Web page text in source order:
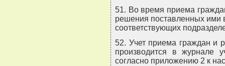
51. Во время приема
решения поставленных ими
соответствующих
52. Учет приема граждан и
производится в журнале
согласно приложению 2 к